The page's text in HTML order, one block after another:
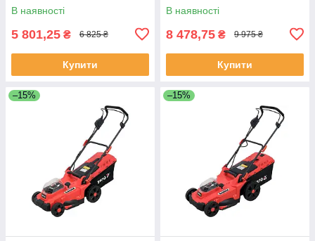
В наявності
5 801,25 ₴ 6 825 ₴
Купити
В наявності
8 478,75 ₴ 9 975 ₴
Купити
–15% –15%